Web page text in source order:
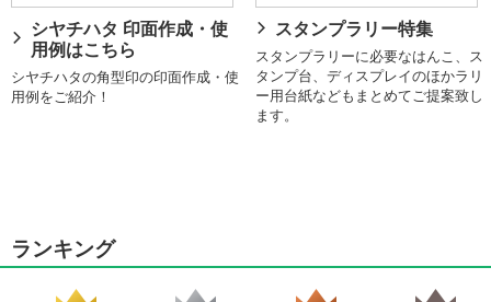
シヤチハタ 印面作成・使
用例はこちら
シヤチハタの角型印の印面作成・使
用例をご紹介！
スタンプラリー特集
スタンプラリーに必要なはんこ、ス
タンプ台、ディスプレイのほかラリ
ー用台紙などもまとめてご提案致し
ます。
ランキング